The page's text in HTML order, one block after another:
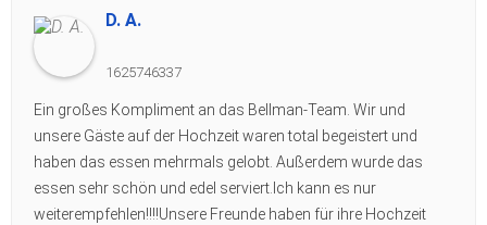
D. A.
1625746337
Ein großes Kompliment an das Bellman-Team. Wir und
unsere Gäste auf der Hochzeit waren total begeistert und
haben das essen mehrmals gelobt. Außerdem wurde das
essen sehr schön und edel serviert.Ich kann es nur
weiterempfehlen!!!!Unsere Freunde haben für ihre Hochzeit